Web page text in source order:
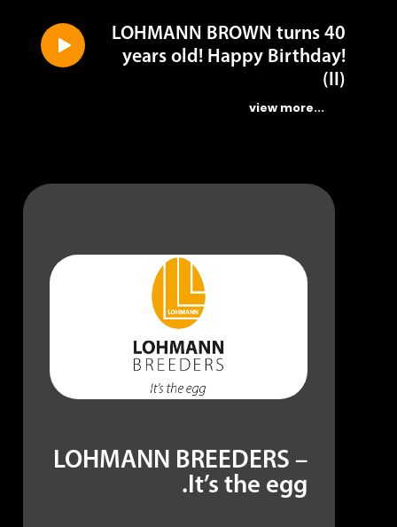
LOHMANN BROWN turns 40
years old! Happy Birthday!
LOHMANN BREEDERS –
It’s the egg.